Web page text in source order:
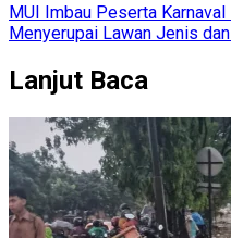
MUI Imbau Peserta
Menyerupai Lawan Jenis
Lanjut Baca